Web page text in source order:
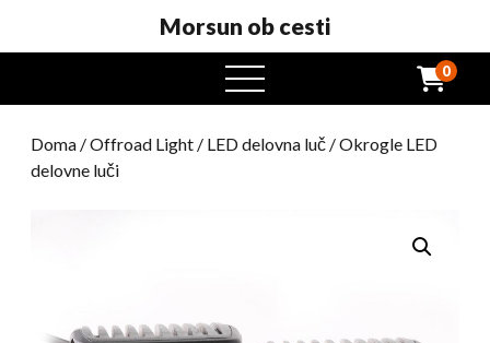
Morsun ob cesti
odprt
meni
0
Doma /Offroad Light / LED delovna luč / Okrogle LED
delovne luči